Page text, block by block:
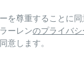
を尊重することに
ーレンのプライバ
意します。